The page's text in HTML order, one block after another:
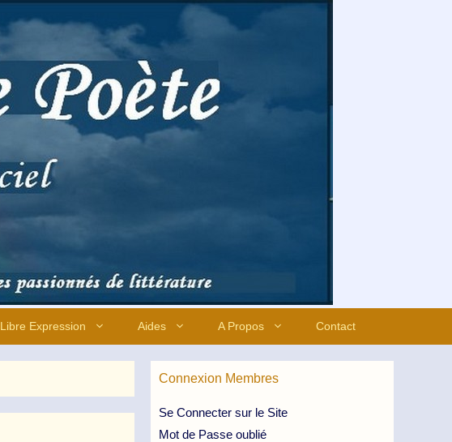
Libre Expression Aides A Propos Contact
Connexion Membres
Se Connecter sur le Site
Mot de Passe oublié